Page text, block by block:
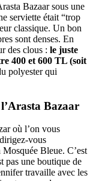
Bazaar sous une
serviette était “trop
classique. Un bon
sont denses. En
des clous : le juste
400 et 600 TL (soit
polyester qui
Bazaar
où l’on vous
vous
Mosquée Bleue. C’est
pas une boutique de
travaille avec les